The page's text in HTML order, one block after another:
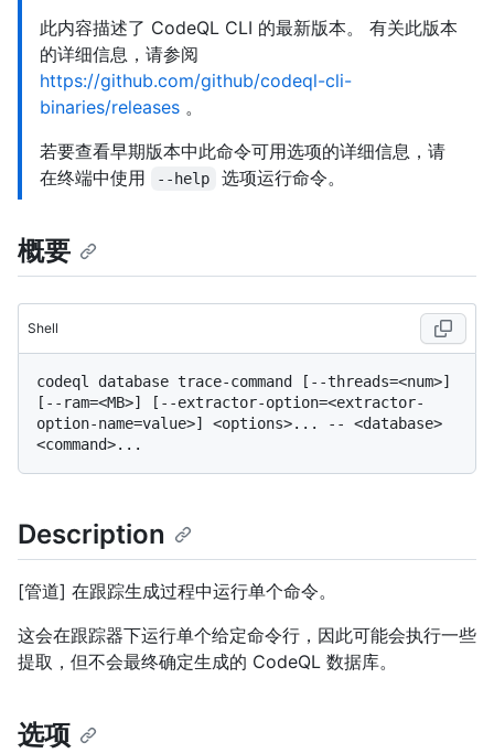
此内容描述了 CodeQL CLI 的最新版本。 有关此版本
的详细信息，请参阅
https://github.com/github/codeql-cli-
binaries/releases 。
若要查看早期版本中此命令可用选项的详细信息，请
在终端中使用
--help 选项运行命令。
概要
Shell
codeql database trace-command [--threads=<num>]
[--ram=<MB>] [--extractor-option=<extractor-
option-name=value>] <options>... -- <database>
Description
[管道] 在跟踪生成过程中运行单个命令。
这会在跟踪器下运行单个给定命令行，因此可能会执行一些
提取，但不会最终确定生成的 CodeQL 数据库。
选项